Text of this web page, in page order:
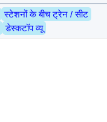
स्टेशनों के बीच ट्रेन / सीट
डेस्कटॉप व्यू